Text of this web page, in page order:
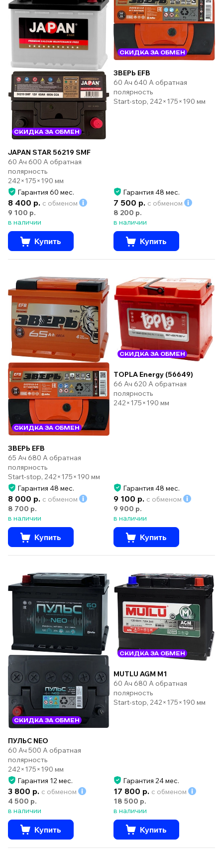
СКИДКА ЗА ОБМЕН
JAPAN STAR 56219 SMF
60 Ач 600 А обратная
полярность
242×175×190 мм
Гарантия 60 мес.
8 400 р. с обменом
9 100 р.
в наличии
Купить
СКИДКА ЗА ОБМЕН
ЗВЕРЬ EFB
60 Ач 640 А обратная
полярность
Start-stop, 242×175×190 мм
Гарантия 48 мес.
7 500 р. с обменом
8 200 р.
в наличии
Купить
СКИДКА ЗА ОБМЕН
ЗВЕРЬ EFB
65 Ач 680 А обратная
полярность
Start-stop, 242×175×190 мм
Гарантия 48 мес.
8 000 р. с обменом
8 700 р.
в наличии
Купить
СКИДКА ЗА ОБМЕН
TOPLA Energy (56649)
66 Ач 620 А обратная
полярность
242×175×190 мм
Гарантия 48 мес.
9 100 р. с обменом
9 900 р.
в наличии
Купить
СКИДКА ЗА ОБМЕН
ПУЛЬС NEO
60 Ач 500 А обратная
полярность
242×175×190 мм
Гарантия 12 мес.
3 800 р. с обменом
4 500 р.
в наличии
Купить
СКИДКА ЗА ОБМЕН
MUTLU AGM M1
60 Ач 680 А обратная
полярность
Start-stop, 242×175×190 мм
Гарантия 24 мес.
17 800 р. с обменом
18 500 р.
в наличии
Купить